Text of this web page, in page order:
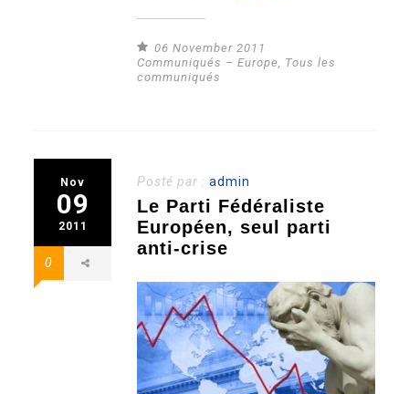
06 November 2011
Communiqués – Europe
Tous les
communiqués
Nov
09
2011
0
Posté par :admin
Le Parti Fédéraliste
Européen, seul parti
anti-crise